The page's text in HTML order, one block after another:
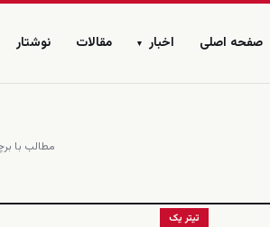
صفحه اصلی اخبار ▾ مقالات نوشتار
مطالب با
تیتر یک